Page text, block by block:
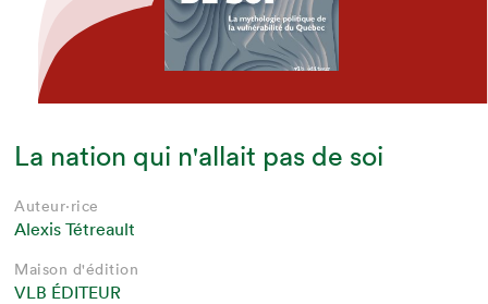
La nation qui n'allait pas de soi
Auteur·rice
Alexis Tétreault
Maison d'édition
VLB ÉDITEUR